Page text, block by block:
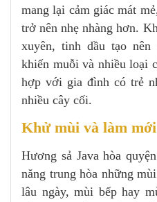
mang lại cảm giác mát
trở nên nhẹ nhàng hơn.
xuyên, tinh dầu tạo
khiến muỗi và nhiều loại
hợp với gia đình có trẻ
nhiều cây cối.
Khử mùi và làm
Hương sả Java hòa
năng trung hòa những
lâu ngày, mùi bếp hay